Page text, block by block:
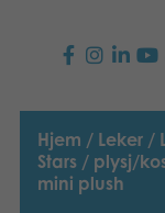
PRODUKTER
Barnespill
NYHETER
Hjem / Leker /
Stars / plysj/
mini plush